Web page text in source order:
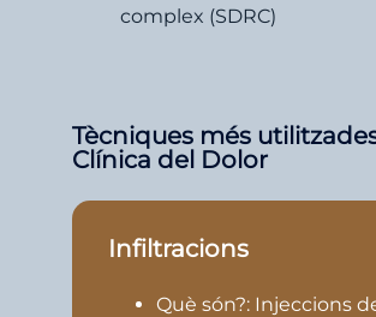
complex (SDRC)
Tècniques més
Clínica del Dolor
Infiltracions
Què són?: Injeccions